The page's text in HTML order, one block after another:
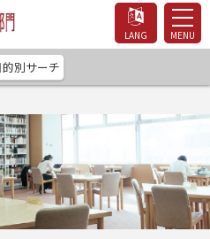
療人
試・
的別サーチ
LANG MENU